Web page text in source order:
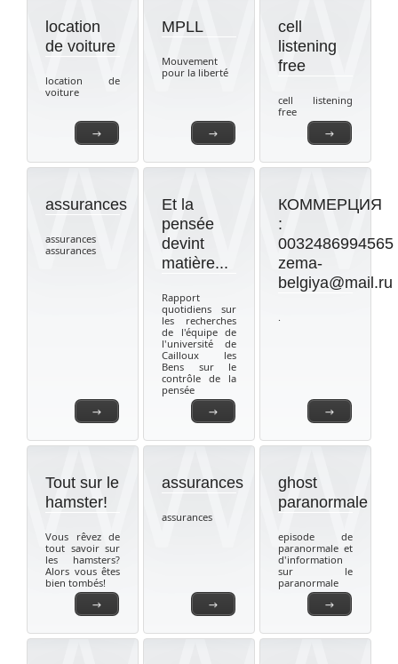
→
location
de voiture
location de
voiture
→
MPLL
Mouvement
pour la liberté
→
cell
listening
free
cell listening
free
→
assurances
assurances
assurances
→
Et la
pensée
devint
matière...
Rapport
quotidiens sur
les recherches
de l'équipe de
l'université de
Cailloux les
Bens sur le
contrôle de la
pensée
→
КОММЕРЦИЯ
:
0032486994565
zema-
belgiya@mail.ru
.
→
Tout sur le
hamster!
Vous rêvez de
tout savoir sur
les hamsters?
Alors vous êtes
bien tombés!
→
assurances
assurances
→
ghost
paranormale
episode de
paranormale et
d'information
sur le
paranormale